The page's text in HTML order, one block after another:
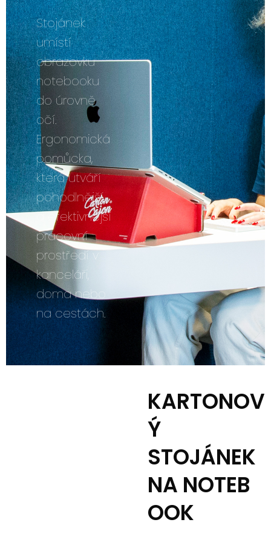
Stojánek
umístí
obrazovku
notebooku
do úrovně
očí.
Ergonomická
pomůcka,
která utváří
pohodlnější
a efektivnější
pracovní
prostředí v
kanceláři,
doma nebo
na cestách.
KARTONOV
Ý
STOJÁNEK
NA NOTEB
OOK